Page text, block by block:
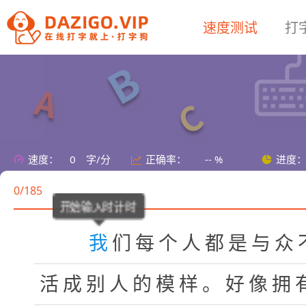
速度测试 打
速度： 0 字/分 正确率： -- % 进度：
开始输入时计时
0/185
我 们 每 个 人 都 是 与 众
活 成 别 人 的 模 样 。 好 像 拥